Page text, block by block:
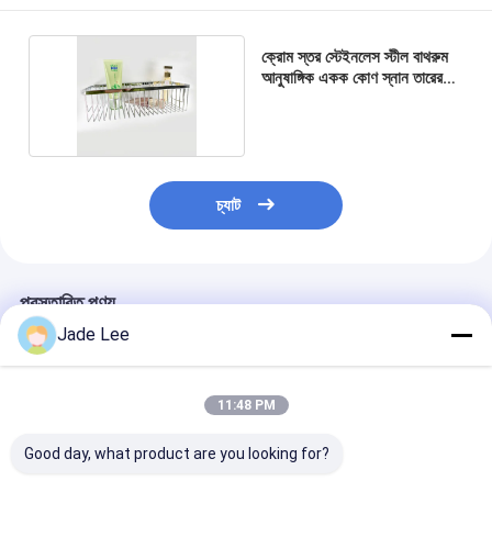
স্মার্ট ডোর লক
শেড দরজার তালা
দরজার আনুষাঙ্গিক হার্ডওয়্যার
সিলিন্ডার ডোর বোতাম
স্মার্ট ক্যাবিনেট লক
বাথরুমের স্যানিটারি সামগ্রী
ক্রোম স্তর স্টেইনলেস স্টীল বাথরুম
আনুষাঙ্গিক একক কোণ স্নান তারের
চ্যাট
প্রস্তাবিত পণ্য
Jade Lee
11:48 PM
Good day, what product are you looking for?